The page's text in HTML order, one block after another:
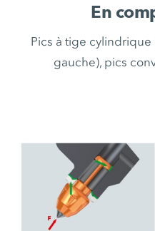
En
Pics à tige cylindrique
gauche), pics